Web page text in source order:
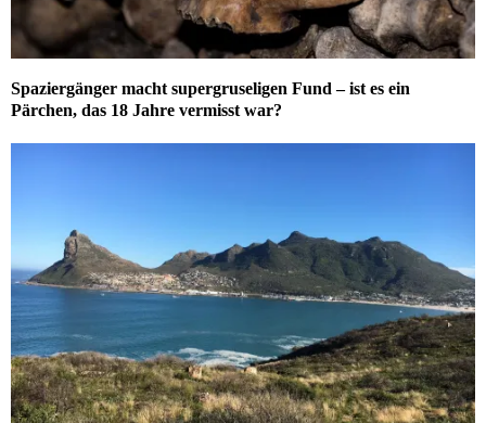
Spaziergänger macht supergruseligen Fund – ist es ein
Pärchen, das 18 Jahre vermisst war?